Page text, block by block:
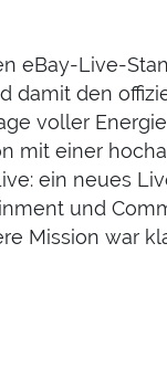
eBay-Live-
damit den
voller
mit einer
ein neues
und
Mission war